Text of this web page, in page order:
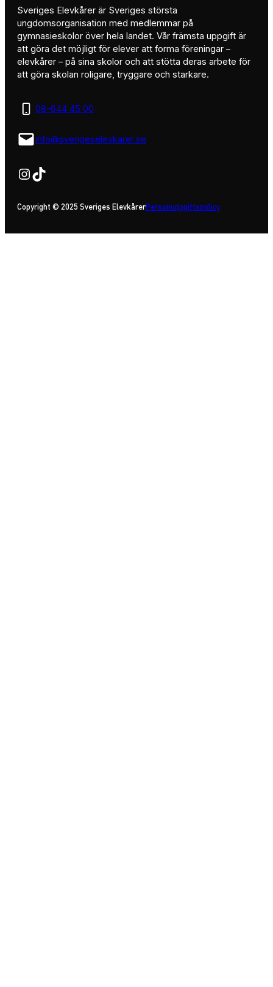
Sveriges Elevkårer är Sveriges största
ungdomsorganisation med medlemmar på
gymnasieskolor över hela landet. Vår främsta uppgift är
att göra det möjligt för elever att forma föreningar –
elevkårer – på sina skolor och att stötta deras arbete för
att göra skolan roligare, tryggare och starkare.
08-644 45 00
info@sverigeselevkarer.se
InstagramTikTok
Copyright © 2025 Sveriges ElevkårerPersonuppgiftspolicy